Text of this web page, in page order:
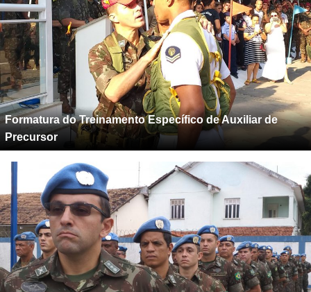
Formatura do Treinamento Específico de Auxiliar de
Precursor